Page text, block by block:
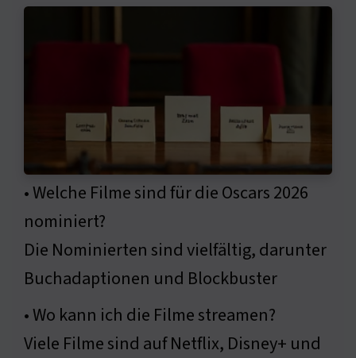
• Welche Filme sind für die Oscars 2026
nominiert?
Die Nominierten sind vielfältig, darunter
Buchadaptionen und Blockbuster
• Wo kann ich die Filme streamen?
Viele Filme sind auf Netflix, Disney+ und